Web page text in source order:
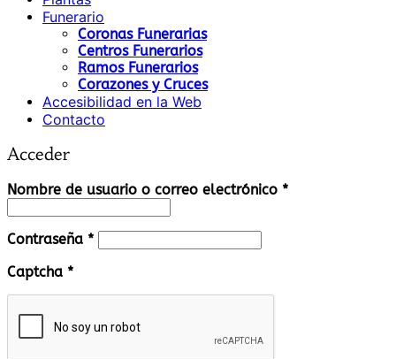
Funerario
Coronas Funerarias
Centros Funerarios
Ramos Funerarios
Corazones y Cruces
Accesibilidad en la Web
Contacto
Acceder
Nombre de usuario o correo electrónico *Obligatorio
Contraseña *Obligatorio
Captcha *